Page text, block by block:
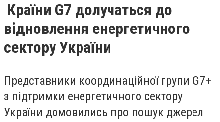
Країни G7 долучаться до
відновлення енергетичного
сектору України
Представники координаційної групи G7+
з підтримки енергетичного сектору
України домовились про пошук джерел